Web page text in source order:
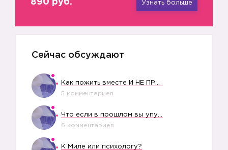
890 руб. Узнать больше
Сейчас обсуждают
5 комментариев
6 комментариев
К Миле или психологу?